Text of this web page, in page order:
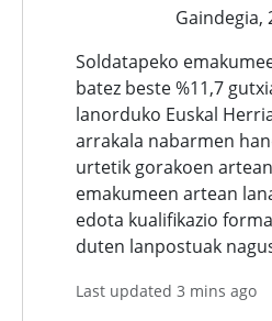
Gaindegia,
Soldatapeko
batez beste %11,7
lanorduko Euskal
arrakala nabarmen
urtetik gorakoen
emakumeen artean
edota kualifikazio
duten lanpostuak
Last updated 3 mins ago